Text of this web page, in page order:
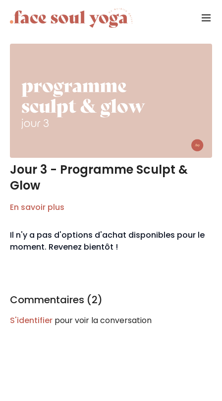
Jour 3 - Programme Sculpt &
Glow
En savoir plus
Il n'y a pas d'options d'achat disponibles pour le
moment. Revenez bientôt !
Commentaires (2)
S'identifier pour voir la conversation